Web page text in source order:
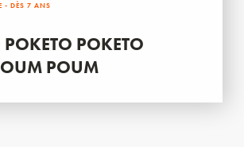
- DÈS 7 ANS
POKETO
POUM